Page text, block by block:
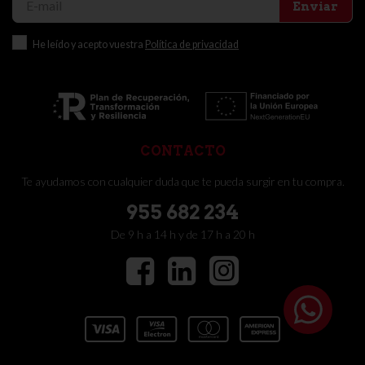
Enviar
He leído y acepto vuestra Política de privacidad
CONTACTO
Te ayudamos con cualquier duda que te pueda surgir en tu compra.
955 682 234
De 9 h a 14 h y de 17 h a 20 h